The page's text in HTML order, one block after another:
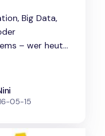
Big Data,
– wer heute
05-15